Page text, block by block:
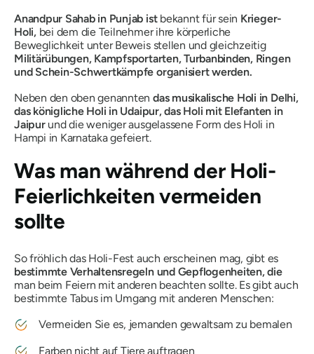
Anandpur Sahab in Punjab istbekannt für sein Krieger-
Holi,bei dem die Teilnehmer ihre körperliche
Beweglichkeit unter Beweis stellen und gleichzeitig
Militärübungen, Kampfsportarten, Turbanbinden, Ringen
und Schein-Schwertkämpfe organisiert werden.
Neben den oben genannten das musikalische Holi in Delhi,
das königliche Holi in Udaipur, das Holi mit Elefanten in
Jaipurund die weniger ausgelassene Form des Holi in
Hampi in Karnataka gefeiert.
Was man während der Holi-
Feierlichkeiten vermeiden
sollte
So fröhlich das Holi-Fest auch erscheinen mag, gibt es
bestimmte Verhaltensregeln und Gepflogenheiten, die
man beim Feiern mit anderen beachten sollte. Es gibt auch
bestimmte Tabus im Umgang mit anderen Menschen:
Vermeiden Sie es, jemanden gewaltsam zu bemalen
Farben nicht auf Tiere auftragen